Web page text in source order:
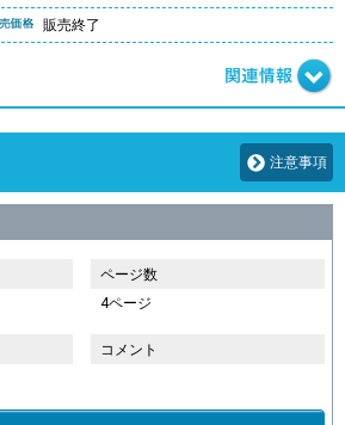
販売終了
注意事項
ページ数
4ページ
コメント